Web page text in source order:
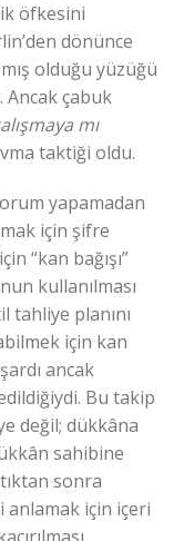
öfkesini
dönünce
olduğu yüzüğü
Ancak çabuk
mı
taktiği oldu.
yapamadan
için şifre
“kan bağışı”
kullanılması
tahliye planını
için kan
ancak
Bu takip
değil; dükkâna
sahibine
sonra
anlamak için içeri